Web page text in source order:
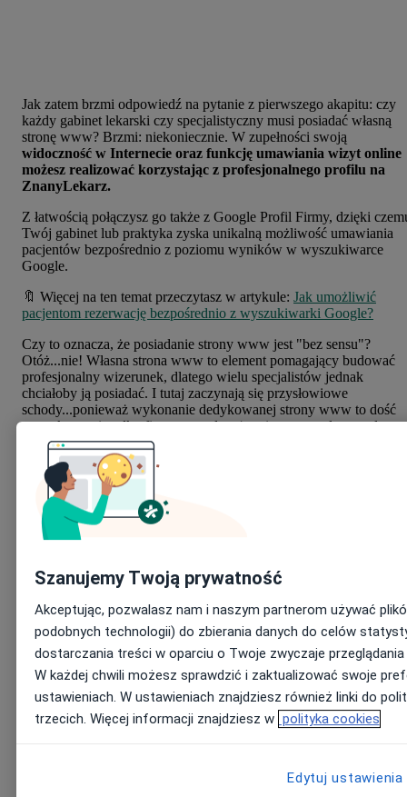
Jak zatem brzmi odpowiedź na pytanie z pierwszego akapitu: czy
każdy gabinet lekarski czy specjalistyczny musi posiadać własną
stronę www? Brzmi: niekoniecznie. W zupełności swoją
widoczność w Internecie oraz funkcję umawiania wizyt online
możesz realizować korzystając z profesjonalnego profilu na
ZnanyLekarz.
Z łatwością połączysz go także z Google Profil Firmy, dzięki
Twój gabinet lub praktyka zyska unikalną możliwość umawiania
pacjentów bezpośrednio z poziomu wyników w wyszukiwarce
Google.
🔖 Więcej na ten temat przeczytasz w artykule: Jak umożliwić
pacjentom rezerwację bezpośrednio z wyszukiwarki Google?
Czy to oznacza, że posiadanie strony www jest "bez sensu"?
Otóż...nie! Własna strona www to element pomagający budować
profesjonalny wizerunek, dlatego wielu specjalistów jednak
chciałoby ją posiadać. I tutaj zaczynają się przysłowiowe
schody...ponieważ wykonanie dedykowanej strony www to dość
spory koszt nie tylko finansowy ale też związany z całym
technicznym i utrzymaniem takiej strony, na który większość
małych praktyk nie może sobie pozwolić. I tutaj z pomocą
przychodzi ZnanyLekarz i oferta własnej www w abonamencie. O
tym opowiem nieco dalej. Najpierw przybliżę, temat samej strony
internetowej i jej składowych. Ten fragment artykułu będzie
szczególnie pomocny dla tych lekarzy i specjalistów, którzy już
posiadają własną stronę internetową i chcieliby, aby spełniała ona
i łatwą w obsłudze stronę www od ZnanyLekarz i od razu poznać
szczegóły - kliknij po prostu w przycisk “Zobacz możliwości” na
poniższym banerze.
Szanujemy Twoją prywatność
Akceptując, pozwalasz nam i naszym partnerom używać
podobnych technologii) do zbierania danych do celów
dostarczania treści w oparciu o Twoje zwyczaje
W każdej chwili możesz sprawdzić i zaktualizować swoje
ustawieniach. W ustawieniach znajdziesz również linki do
trzecich. Więcej informacji znajdziesz w polityka cookies
Edytuj ustawienia